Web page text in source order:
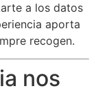
a los datos
aporta
recogen.
nos